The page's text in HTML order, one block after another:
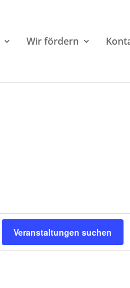
Wir fördern
Veranstaltungen suchen